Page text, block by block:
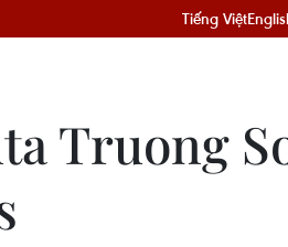
Tiếng Việt
Truong